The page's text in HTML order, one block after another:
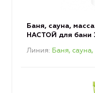
Баня, сауна,
НАСТОЙ для бани
Линия Баня,